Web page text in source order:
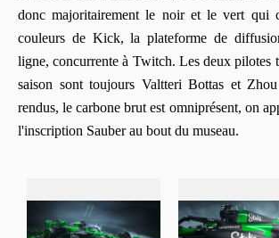
donc majoritairement le noir et le vert qui
couleurs de Kick, la plateforme de
ligne, concurrente à Twitch. Les deux pilotes
saison sont toujours Valtteri Bottas et
rendus, le carbone brut est omniprésent, on
l'inscription Sauber au bout du museau.